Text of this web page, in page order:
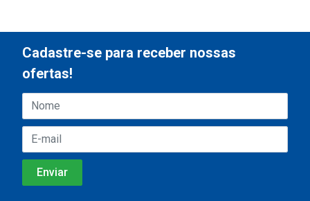
Cadastre-se para receber nossas
ofertas!